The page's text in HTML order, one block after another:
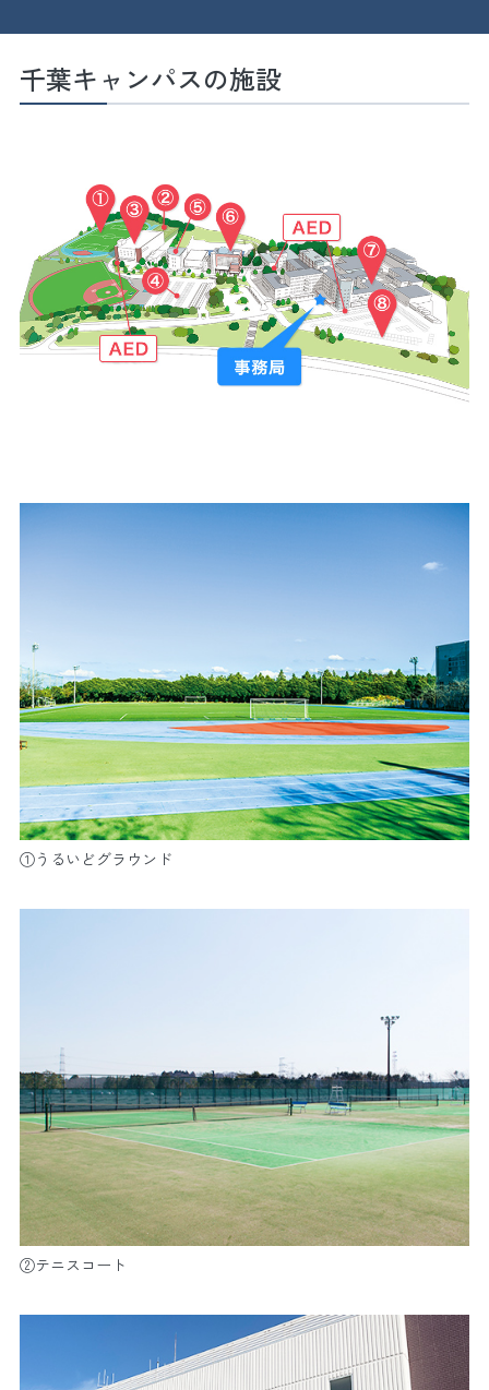
千葉キャンパスの施設
①うるいどグラウンド
②テニスコート